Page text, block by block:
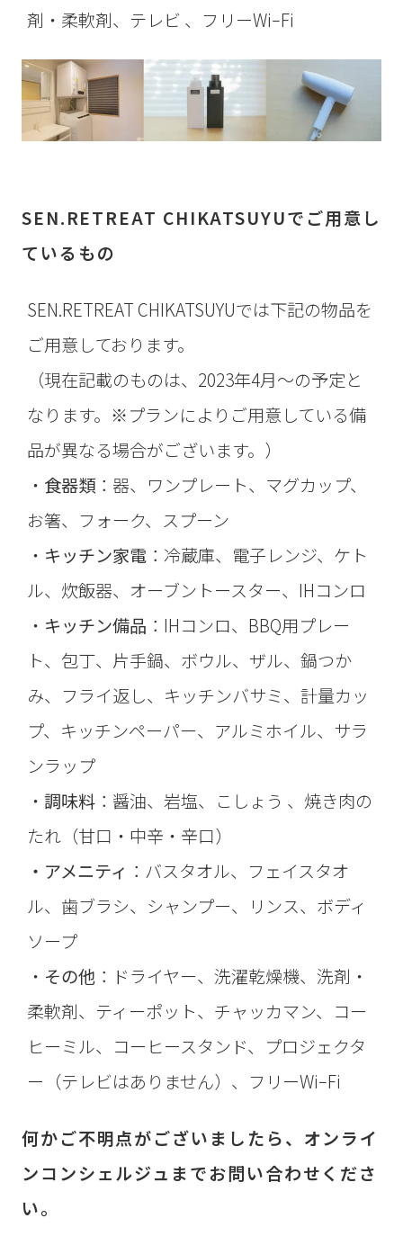
剤・柔軟剤、テレビ 、フリーWiｰFi
SEN.RETREAT CHIKATSUYUでご用意し
ているもの
SEN.RETREAT CHIKATSUYUでは下記の物品を
ご用意しております。
（現在記載のものは、2023年4月～の予定と
なります。※プランによりご用意している備
品が異なる場合がございます。）
・ 食器類：器、ワンプレート、マグカップ、
お箸、フォーク、スプーン
・ キッチン家電：冷蔵庫、電子レンジ、ケト
ル、炊飯器、オーブントースター、IHコンロ
・ キッチン備品 ：IHコンロ、BBQ用プレー
ト、包丁、片手鍋、ボウル、ザル、鍋つか
み、フライ返し、キッチンバサミ、計量カッ
プ、キッチンペーパー、アルミホイル、サラ
ンラップ
・ 調味料：醤油、岩塩、こしょう 、焼き肉の
たれ（甘口・中辛・辛口）
・アメニティ ：バスタオル、フェイスタオ
ル、歯ブラシ、シャンプー、リンス、ボディ
ソープ
・ その他：ドライヤー、洗濯乾燥機、洗剤・
柔軟剤、ティーポット、チャッカマン、コー
ヒーミル、コーヒースタンド、プロジェクタ
ー（テレビはありません）、フリーWiｰFi
何かご不明点がございましたら、オンライ
ンコンシェルジュまでお問い合わせくださ
い。